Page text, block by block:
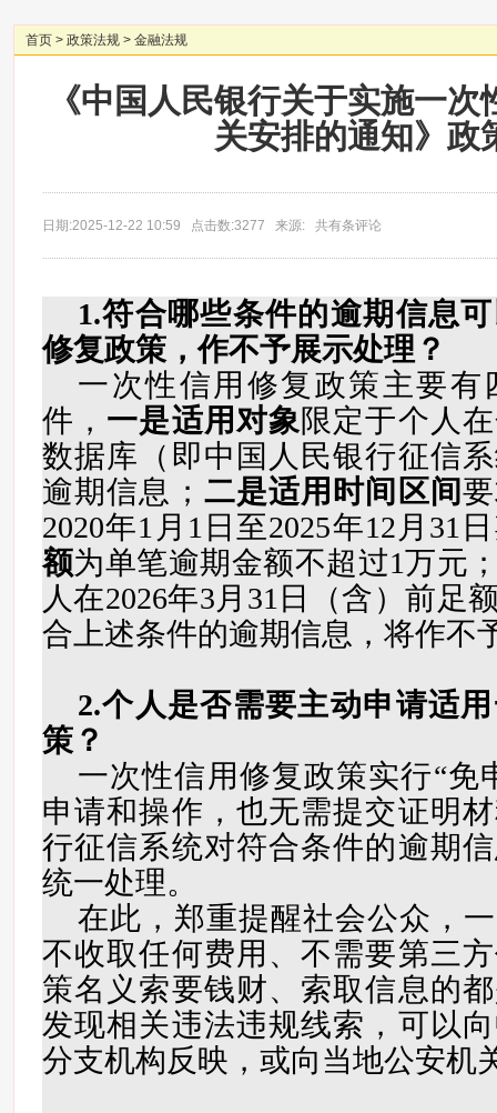
首页 > 政策法规 > 金融法规
《中国人民银行关于实施一
关安排的通知》政
日期:2025-12-22 10:59 点击数:3277 来源: 共有条评论
1.符合哪些条件的逾期信息
修复政策，作不予展示处理？
一次性信用修复政策主要有
件， 一是适用对象限定于个人
数据库（即中国人民银行征信
逾期信息； 二是适用时间区间
2020年1月1日至2025年12月31
额为单笔逾期金额不超过1万元
人在2026年3月31日（含）前足
合上述条件的逾期信息，将作不
2.个人是否需要主动申请适
策？
一次性信用修复政策实行“免
申请和操作，也无需提交证明
行征信系统对符合条件的逾期
统一处理。
在此，郑重提醒社会公众，
不收取任何费用、不需要第三
策名义索要钱财、索取信息的
发现相关违法违规线索，可以
分支机构反映，或向当地公安机